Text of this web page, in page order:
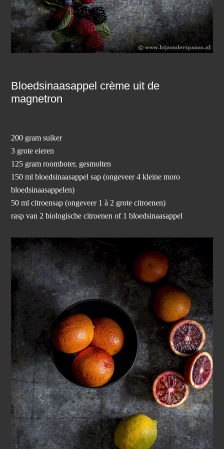
Bloedsinaasappel crème uit de
magnetron
200 gram suiker
3 grote eieren
125 gram roomboter, gesmolten
150 ml bloedsinaasappel sap (ongeveer 4 kleine moro
bloedsinaasappelen)
50 ml citroensap (ongeveer 1 à 2 grote citroenen)
rasp van 2 biologische citroenen of 1 bloedsinaasappel